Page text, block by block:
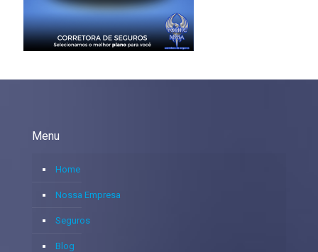
Menu
Home
Nossa Empresa
Seguros
Blog